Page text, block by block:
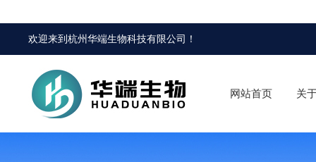
欢迎来到杭州华端生物科技有限公司 ！
网站首页 关